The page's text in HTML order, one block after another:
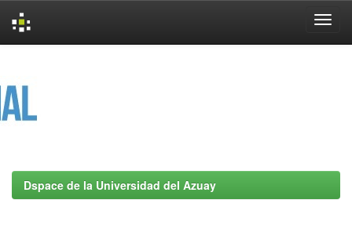
Dspace de la Universidad del Azuay